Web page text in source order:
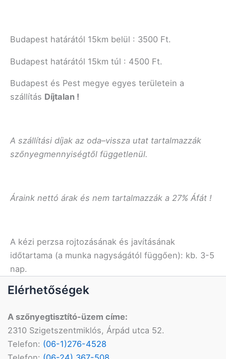
Budapest határától 15km belül : 3500 Ft.
Budapest határától 15km túl : 4500 Ft.
Budapest és Pest megye egyes területein a
szállítás Díjtalan !
A szállítási díjak az oda–vissza utat tartalmazzák
szőnyegmennyiségtől függetlenül.
Áraink nettó árak és nem tartalmazzák a 27% Áfát !
A kézi perzsa rojtozásának és javításának
időtartama (a munka nagyságától függően): kb. 3-5
nap.
Elérhetőségek
A szőnyegtisztító-üzem címe:
2310 Szigetszentmiklós, Árpád utca 52.
Telefon: (06-1)276-4528